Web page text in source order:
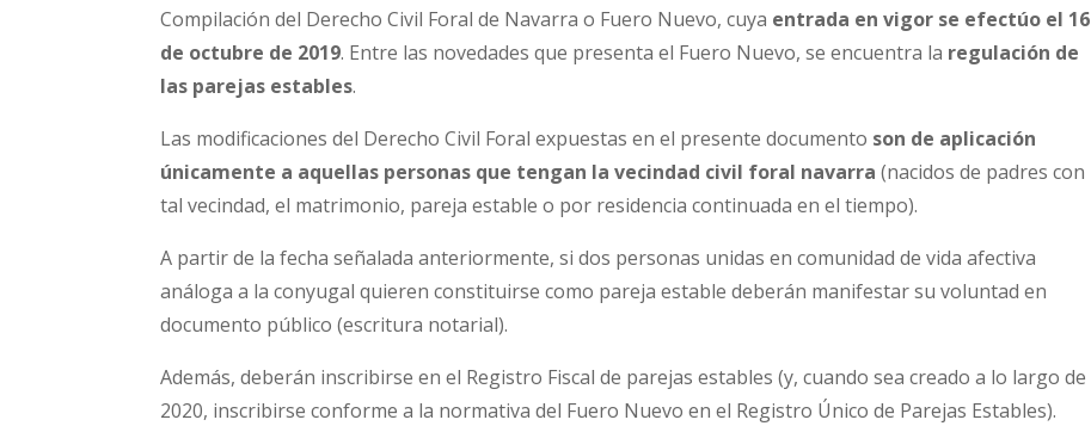
Compilación del Derecho Civil Foral de Navarra o Fuero Nuevo, cuya entrada en vigor se efectúo el 16
de octubre de 2019. Entre las novedades que presenta el Fuero Nuevo, se encuentra la regulación de
las parejas estables.
Las modificaciones del Derecho Civil Foral expuestas en el presente documento son de aplicación
únicamente a aquellas personas que tengan la vecindad civil foral navarra (nacidos de padres con
tal vecindad, el matrimonio, pareja estable o por residencia continuada en el tiempo).
A partir de la fecha señalada anteriormente, si dos personas unidas en comunidad de vida afectiva
análoga a la conyugal quieren constituirse como pareja estable deberán manifestar su voluntad en
documento público (escritura notarial).
Además, deberán inscribirse en el Registro Fiscal de parejas estables (y, cuando sea creado a lo largo de
2020, inscribirse conforme a la normativa del Fuero Nuevo en el Registro Único de Parejas Estables).